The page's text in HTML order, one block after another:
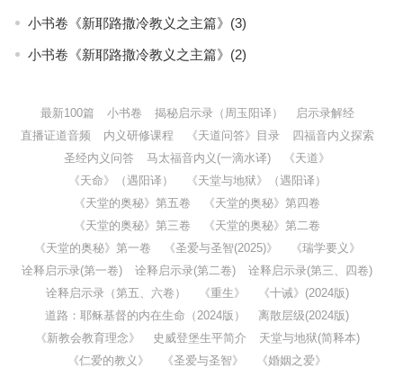
小书卷《新耶路撒冷教义之主篇》(3)
小书卷《新耶路撒冷教义之主篇》(2)
最新100篇 小书卷 揭秘启示录（周玉阳译）
启示录解经
直播证道音频
内义研修课程 《天道问答》目录
四福音内义探索
圣经内义问答
马太福音内义(一滴水译)
《天道》
《天命》（遇阳译）
《天堂与地狱》（遇阳译）
《天堂的奥秘》第五卷
《天堂的奥秘》第四卷
《天堂的奥秘》第三卷
《天堂的奥秘》第二卷
《天堂的奥秘》第一卷
《圣爱与圣智(2025)》
《瑞学要义》
诠释启示录(第一卷)
诠释启示录(第二卷)
诠释启示录(第三、四卷)
诠释启示录（第五、六卷）
《重生》
《十诫》(2024版)
道路：耶稣基督的内在生命（2024版）
离散层级(2024版)
《新教会教育理念》
史威登堡生平简介
天堂与地狱(简释本)
《仁爱的教义》
《圣爱与圣智》
《婚姻之爱》